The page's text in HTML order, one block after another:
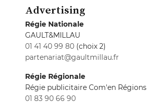
Advertising
Régie Nationale
GAULT&MILLAU
01 41 40 99 80 (choix 2)
partenariat@gaultmillau.fr
Régie Régionale
Régie publicitaire Com'en Régions
01 83 90 66 90